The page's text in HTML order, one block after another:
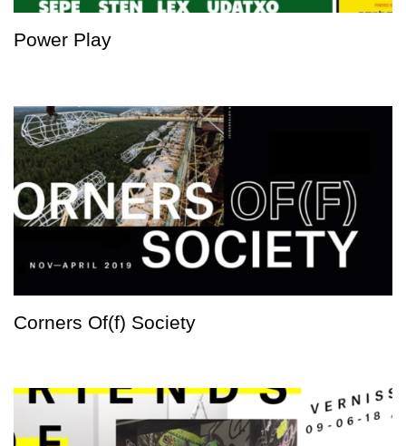
Power Play
Corners Of(f) Society